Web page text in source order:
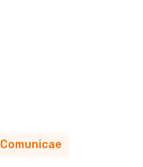
Comunicae